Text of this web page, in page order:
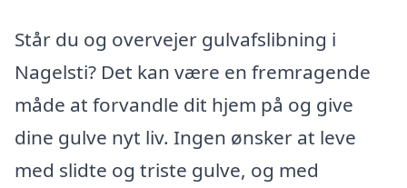
Står du og overvejer gulvafslibning i
Nagelsti? Det kan være en fremragende
måde at forvandle dit hjem på og give
dine gulve nyt liv. Ingen ønsker at leve
med slidte og triste gulve, og med